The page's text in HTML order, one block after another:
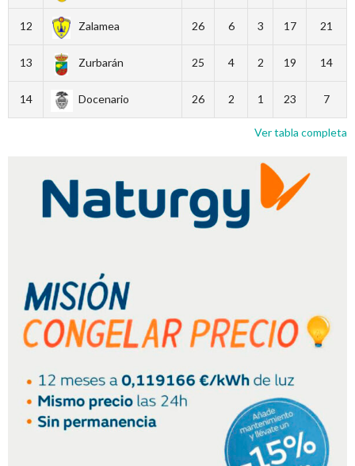
12 Zalamea 26 6 3 17 21
13 Zurbarán 25 4 2 19 14
14 Docenario 26 2 1 23 7
Ver tabla completa